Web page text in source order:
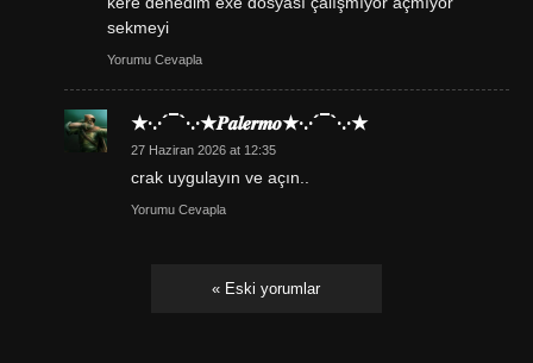
sekmeyi
Yorumu Cevapla
★·.·´¯`·.·★𝑷𝒂𝒍𝒆𝒓𝒎𝒐★·.·´¯`·.·★
27 Haziran 2026 at 12:35
crak uygulayın ve açın..
Yorumu Cevapla
« Eski yorumlar